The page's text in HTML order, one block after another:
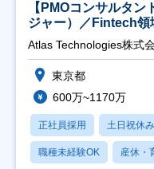
【PMOコンサルタ
ジャー）／Fintech領
Atlas Technologies株式
東京都
600万~1170万
正社員採用 土日祝休み
職種未経験OK 産休・